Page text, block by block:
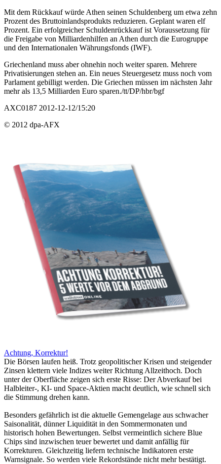
Mit dem Rückkauf würde Athen seinen Schuldenberg um etwa zehn
Prozent des Bruttoinlandsprodukts reduzieren. Geplant waren elf
Prozent. Ein erfolgreicher Schuldenrückkauf ist Voraussetzung für
die Freigabe von Milliardenhilfen an Athen durch die Eurogruppe
und den Internationalen Währungsfonds (IWF).
Griechenland muss aber ohnehin noch weiter sparen. Mehrere
Privatisierungen stehen an. Ein neues Steuergesetz muss noch vom
Parlament gebilligt werden. Die Griechen müssen im nächsten Jahr
mehr als 13,5 Milliarden Euro sparen./tt/DP/hbr/bgf
AXC0187 2012-12-12/15:20
© 2012 dpa-AFX
Achtung, Korrektur!
Die Börsen laufen heiß. Trotz geopolitischer Krisen und steigender
Zinsen klettern viele Indizes weiter Richtung Allzeithoch. Doch
unter der Oberfläche zeigen sich erste Risse: Der Abverkauf bei
Halbleiter-, KI- und Space-Aktien macht deutlich, wie schnell sich
die Stimmung drehen kann.
Besonders gefährlich ist die aktuelle Gemengelage aus schwacher
Saisonalität, dünner Liquidität in den Sommermonaten und
historisch hohen Bewertungen. Selbst vermeintlich sichere Blue
Chips sind inzwischen teuer bewertet und damit anfällig für
Korrekturen. Gleichzeitig liefern technische Indikatoren erste
Warnsignale. So werden viele Rekordstände nicht mehr bestätigt.